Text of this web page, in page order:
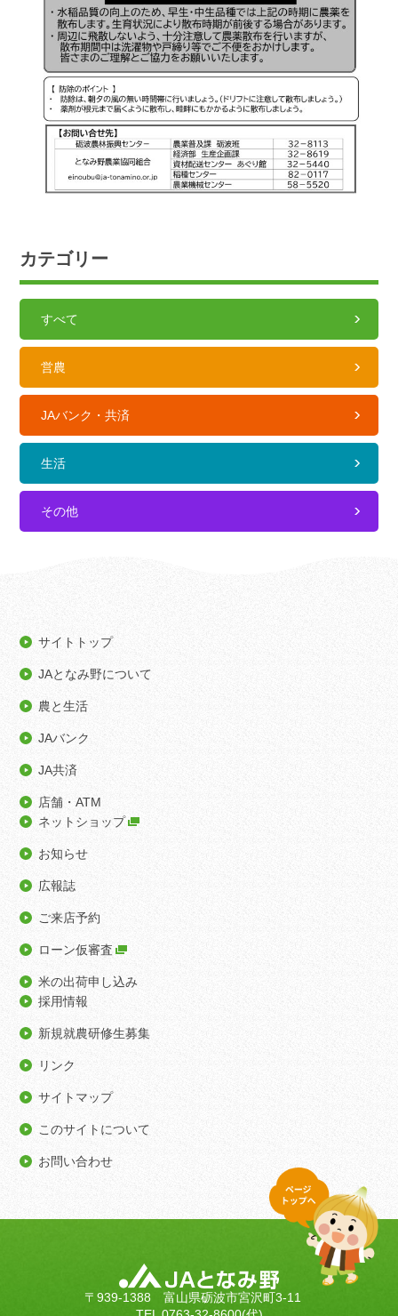
カテゴリー
すべて
営農
JAバンク・共済
生活
その他
サイトトップ
JAとなみ野について
農と生活
JAバンク
JA共済
店舗・ATM
ネットショップ
お知らせ
広報誌
ご来店予約
ローン仮審査
米の出荷申し込み
採用情報
新規就農研修生募集
リンク
サイトマップ
このサイトについて
お問い合わせ
〒939-1388 富山県砺波市宮沢町3-11